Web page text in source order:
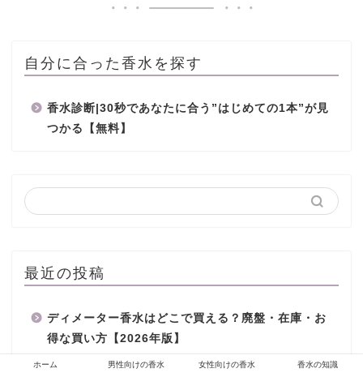
自分に合った香水を探す
香水診断|30秒であなたに合う”はじめての1本”が見
つかる【無料】
最近の投稿
ディメーター香水はどこで買える？廃盤・在庫・お
得な買い方【2026年版】
ホーム 男性向けの香水 女性向けの香水 香水の知識